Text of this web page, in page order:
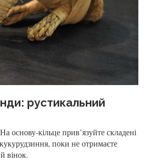
рустикальний
На основу-кільце прив’язуйте складені
поки не отримаєте
вінок.